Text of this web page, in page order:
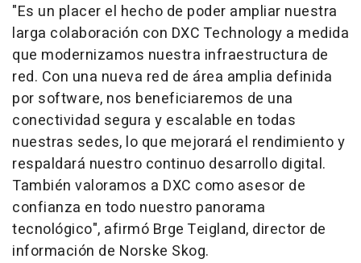
"Es un placer el hecho de poder ampliar nuestra
larga colaboración con DXC Technology a medida
que modernizamos nuestra infraestructura de
red. Con una nueva red de área amplia definida
por software, nos beneficiaremos de una
conectividad segura y escalable en todas
nuestras sedes, lo que mejorará el rendimiento y
respaldará nuestro continuo desarrollo digital.
También valoramos a DXC como asesor de
confianza en todo nuestro panorama
tecnológico", afirmó Brge Teigland, director de
información de Norske Skog.